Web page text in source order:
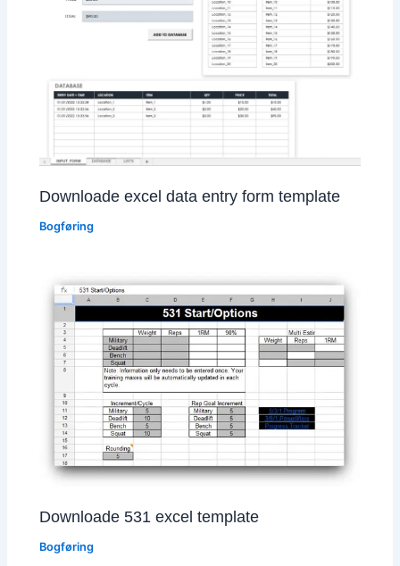
Downloade excel data entry form template
Bogføring
Downloade 531 excel template
Bogføring